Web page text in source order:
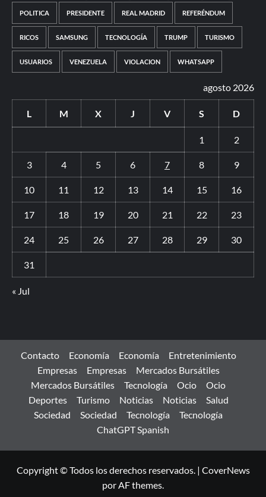
POLITICA PRESIDENTE REAL MADRID REFERÉNDUM
RICOS SAMSUNG TECNOLOGÍA TRUMP TURISMO
USUARIOS VENEZUELA VIOLACION WHATSAPP
agosto 2026
L M X J V S D
1 2
3 4 5 6 7 8 9
10 11 12 13 14 15 16
17 18 19 20 21 22 23
24 25 26 27 28 29 30
31
« Jul
Contacto Economía Economía
Entretenimiento
Empresas
Empresas
Mercados Bursátiles
Mercados Bursátiles
Tecnología Ocio
Ocio
Deportes
Turismo Noticias Noticias
Salud
Sociedad
Sociedad Tecnología
Tecnología
ChatGPT Spanish
Copyright © Todos los derechos reservados. | CoverNews
por AF themes.